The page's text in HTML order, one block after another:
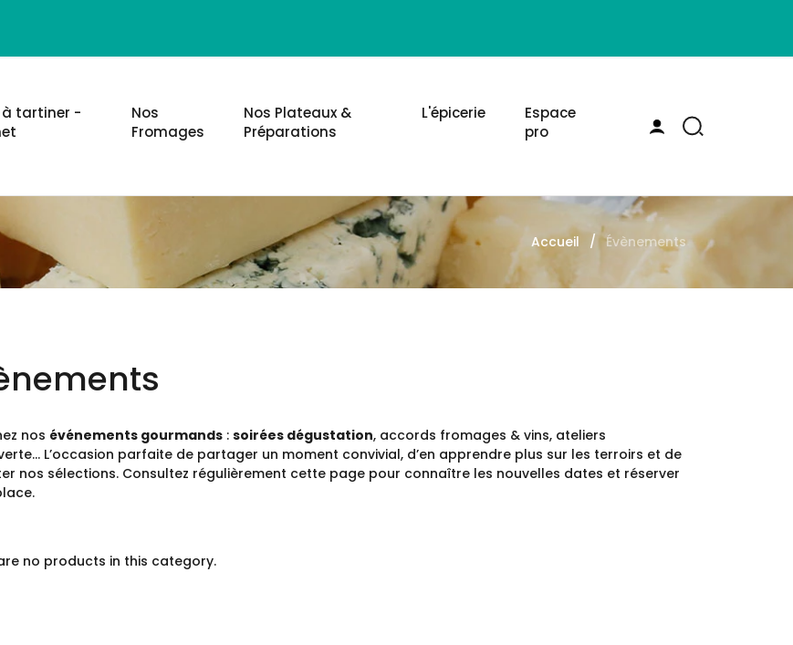
à tartiner -
Nos
Fromages
Nos Plateaux &
Préparations
L'épicerie
Espace
pro
Accueil Évènements
nos événements gourmands: soirées dégustation, accords fromages & vins, ateliers
L’occasion parfaite de partager un moment convivial, d’en apprendre plus sur les terroirs et de
nos sélections. Consultez régulièrement cette page pour connaître les nouvelles dates et réserver
no products in this category.